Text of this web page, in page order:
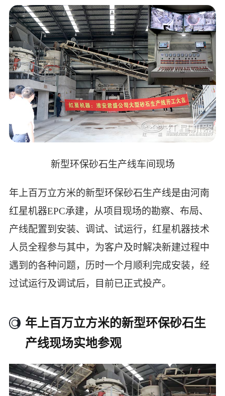
新型环保砂石生产线车间现场
年上百万立方米的新型环保砂石生产线是由河南
红星机器EPC承建，从项目现场的勘察、布局、
产线配置到安装、调试、试运行，红星机器技术
人员全程参与其中，为客户及时解决新建过程中
遇到的各种问题，历时一个月顺利完成安装，经
过试运行及调试后，目前已正式投产。
年上百万立方米的新型环保砂石生
产线现场实地参观